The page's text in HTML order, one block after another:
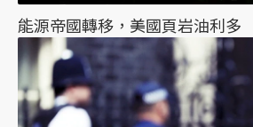
能源帝國轉移，美國頁岩油利多